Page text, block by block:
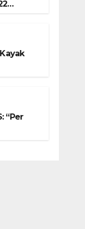
“Per